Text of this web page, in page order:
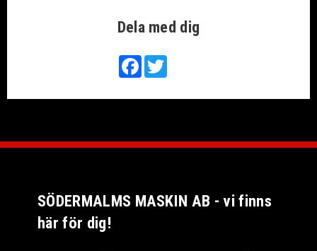
Dela med dig
FacebookTwitter
SÖDERMALMS MASKIN AB - vi finns
här för dig!